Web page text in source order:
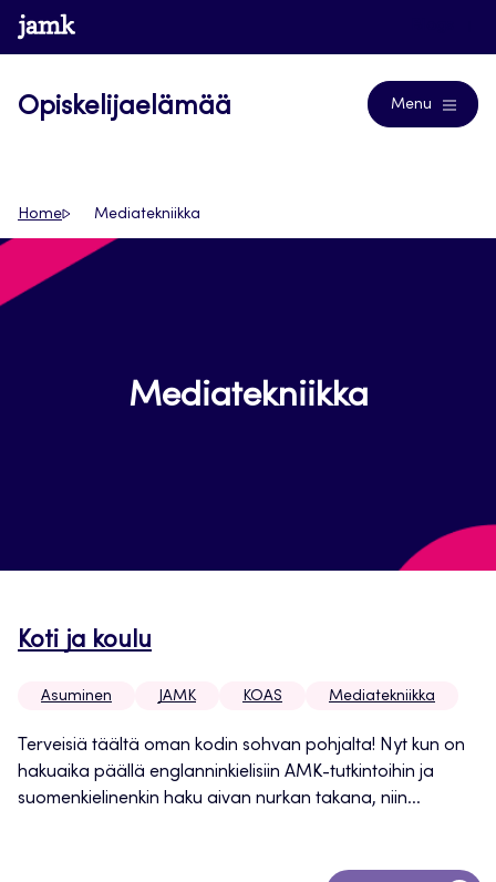
Siirry
suoraan
www.jamk.fi
Opiskelijaelämää Menu
Home Mediatekniikka
Mediatekniikka
Koti ja koulu
Asuminen JAMK KOAS Mediatekniikka
Terveisiä täältä oman kodin sohvan pohjalta! Nyt kun on
hakuaika päällä englanninkielisiin AMK-tutkintoihin ja
suomenkielinenkin haku aivan nurkan takana, niin...